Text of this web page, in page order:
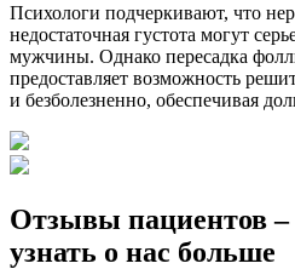
Психологи подчеркивают, что
недостаточная густота могут
мужчины. Однако пересадка
предоставляет возможность
и безболезненно, обеспечивая
Отзывы пациентов
узнать о нас больше